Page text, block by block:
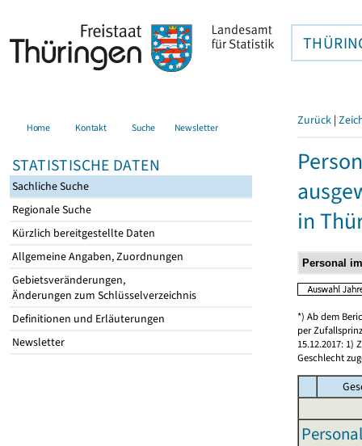
Home Kontakt Suche Newsletter
STATISTISCHE DATEN
Sachliche Suche
Regionale Suche
Kürzlich bereitgestellte Daten
Allgemeine Angaben, Zuordnungen
Gebietsveränderungen,
Änderungen zum Schlüsselverzeichnis
Definitionen und Erläuterungen
Newsletter
Zurück |
in
*) Ab dem
per
15.12.2017: 1)
Geschlecht